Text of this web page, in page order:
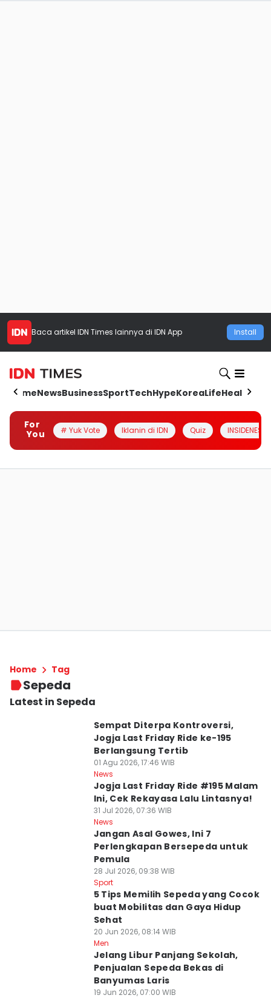
Baca artikel IDN Times lainnya di IDN App Install
HomeNewsBusinessSportTechHypeKoreaLifeHealth
For
You
# Yuk Vote Iklanin di IDN Quiz INSIDENESIA
Home Tag
Sepeda
Latest in Sepeda
Sempat Diterpa Kontroversi,
Jogja Last Friday Ride ke-195
Berlangsung Tertib
01 Agu 2026, 17:46 WIB
News
Jogja Last Friday Ride #195 Malam
Ini, Cek Rekayasa Lalu Lintasnya!
31 Jul 2026, 07:36 WIB
News
Jangan Asal Gowes, Ini 7
Perlengkapan Bersepeda untuk
Pemula
28 Jul 2026, 09:38 WIB
Sport
5 Tips Memilih Sepeda yang Cocok
buat Mobilitas dan Gaya Hidup
Sehat
20 Jun 2026, 08:14 WIB
Men
Jelang Libur Panjang Sekolah,
Penjualan Sepeda Bekas di
Banyumas Laris
19 Jun 2026, 07:00 WIB